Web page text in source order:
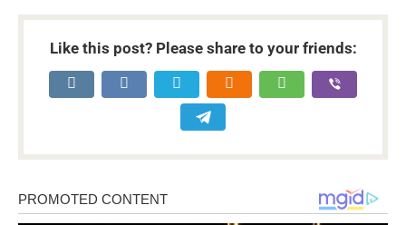
Like this post? Please share to your friends: